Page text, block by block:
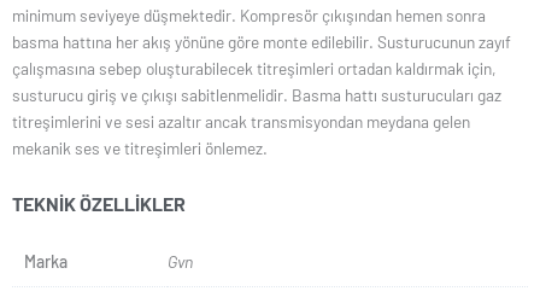
minimum seviyeye düşmektedir. Kompresör çıkışından hemen sonra
basma hattına her akış yönüne göre monte edilebilir. Susturucunun zayıf
çalışmasına sebep oluşturabilecek titreşimleri ortadan kaldırmak için,
susturucu giriş ve çıkışı sabitlenmelidir. Basma hattı susturucuları gaz
titreşimlerini ve sesi azaltır ancak transmisyondan meydana gelen
mekanik ses ve titreşimleri önlemez.
TEKNIK ÖZELLIKLER
Marka Gvn